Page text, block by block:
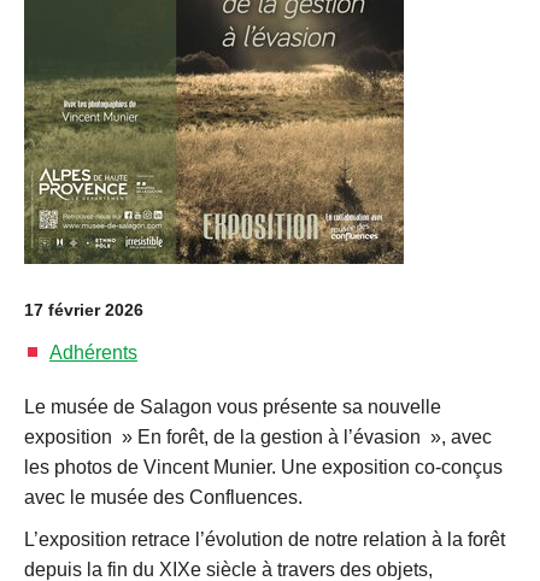
17 février 2026
Adhérents
Le musée de Salagon vous présente sa nouvelle
exposition » En forêt, de la gestion à l’évasion », avec
les photos de Vincent Munier. Une exposition co-conçus
avec le musée des Confluences.
L’exposition retrace l’évolution de notre relation à la forêt
depuis la fin du XIXe siècle à travers des objets,